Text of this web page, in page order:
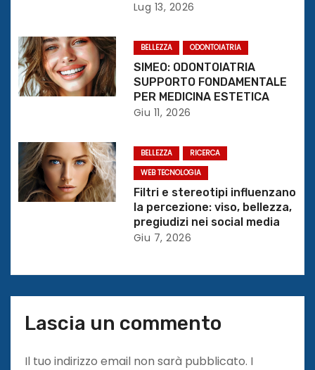
e
a
t
i
c
i
Lug 13, 2026
BELLEZZA ODONTOIATRIA
SIMEO: ODONTOIATRIA
SUPPORTO FONDAMENTALE
PER MEDICINA ESTETICA
Giu 11, 2026
BELLEZZA
RICERCA
WEB TECNOLOGIA
Filtri e stereotipi influenzano
la percezione: viso, bellezza,
pregiudizi nei social media
Giu 7, 2026
Lascia un commento
Il tuo indirizzo email non sarà pubblicato. I